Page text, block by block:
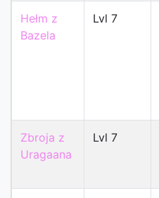
Hełm z
Bazela
Lvl 7
Zbroja z
Uragaana
Lvl 7